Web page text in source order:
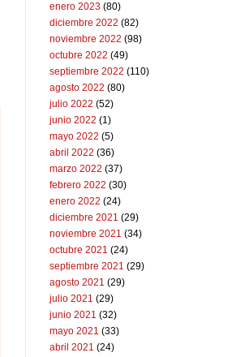
enero 2023 (80)
diciembre 2022 (82)
noviembre 2022 (98)
octubre 2022 (49)
septiembre 2022 (110)
agosto 2022 (80)
julio 2022 (52)
junio 2022 (1)
mayo 2022 (5)
abril 2022 (36)
marzo 2022 (37)
febrero 2022 (30)
enero 2022 (24)
diciembre 2021 (29)
noviembre 2021 (34)
octubre 2021 (24)
septiembre 2021 (29)
agosto 2021 (29)
julio 2021 (29)
junio 2021 (32)
mayo 2021 (33)
abril 2021 (24)